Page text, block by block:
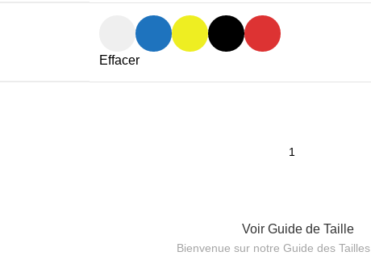
Effacer
Voir Guide de Taille
Bienvenue sur notre Guide des